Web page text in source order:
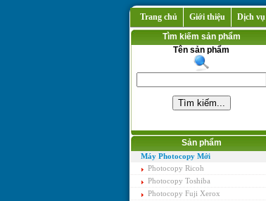
Trang chủ Giới thiệu Dịch vụ
Tìm kiếm sản phẩm
Tên sản phẩm
Sản phẩm
Máy Photocopy Mới
Photocopy Ricoh
Photocopy Toshiba
Photocopy Fuji Xerox